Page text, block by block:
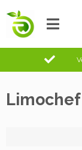
Limochef